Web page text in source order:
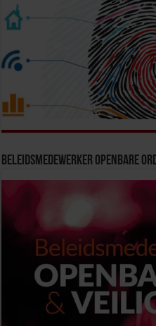
Beleidsmedewerker Openbare